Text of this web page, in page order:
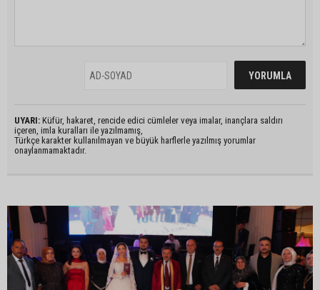
UYARI: Küfür, hakaret, rencide edici cümleler veya imalar, inançlara saldırı
içeren, imla kuralları ile yazılmamış,
Türkçe karakter kullanılmayan ve büyük harflerle yazılmış yorumlar
onaylanmamaktadır.